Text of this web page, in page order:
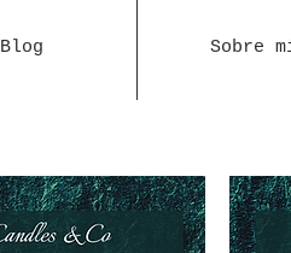
Blog Sobre